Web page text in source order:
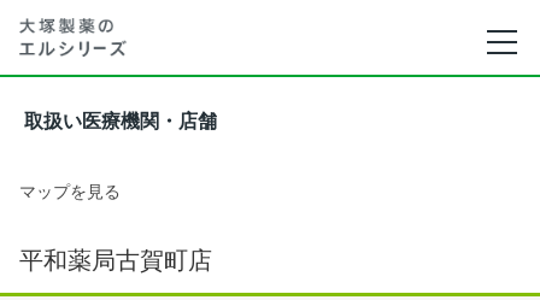
取扱い医療機関・店舗
マップを見る
平和薬局古賀町店